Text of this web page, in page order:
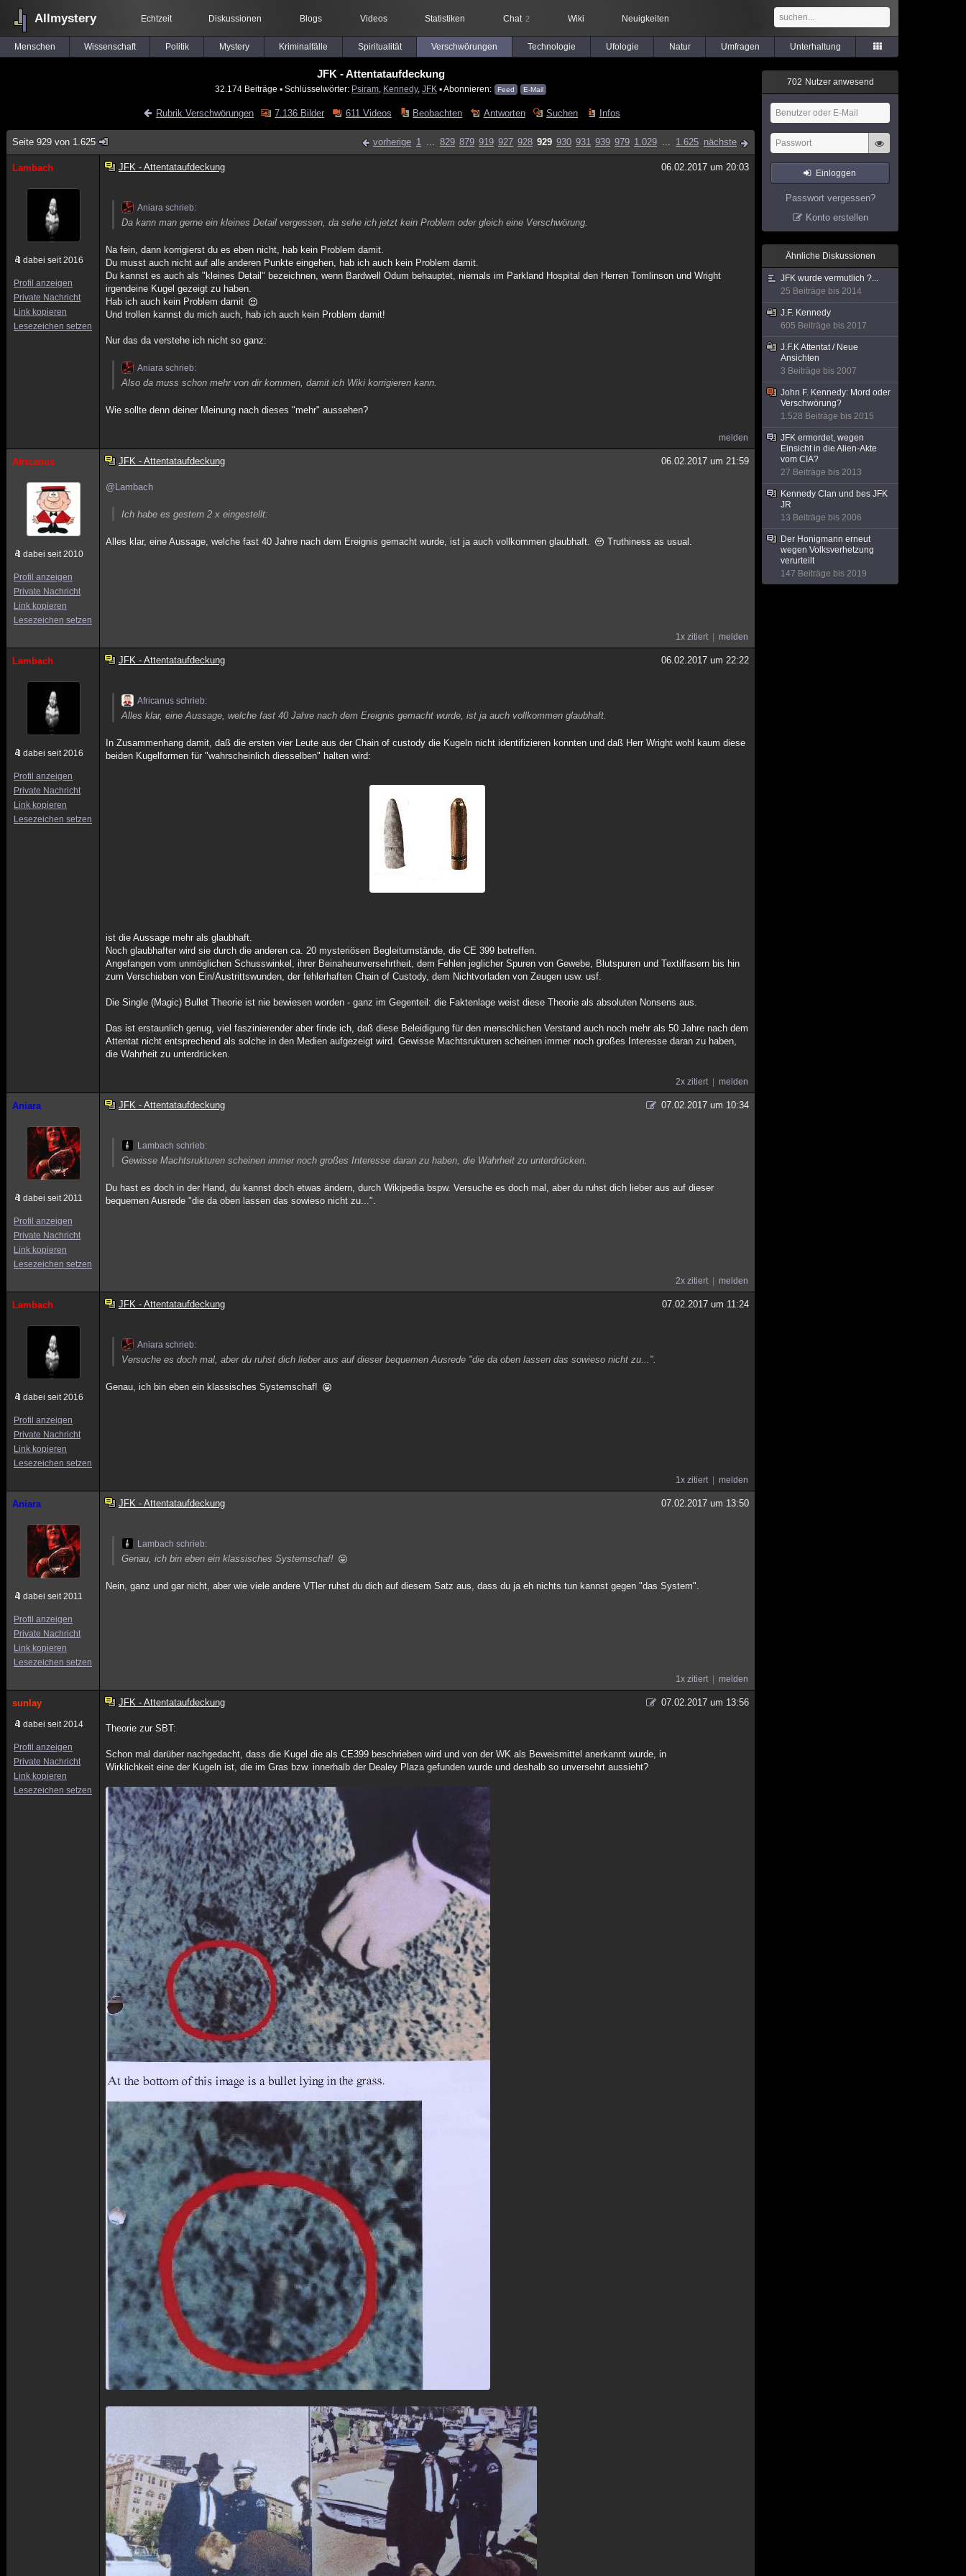
Allmystery Echtzeit Diskussionen Blogs Videos Statistiken Chat 2 Wiki Neuigkeiten
Menschen Wissenschaft Politik Mystery Kriminalfälle Spiritualität Verschwörungen Technologie Ufologie Natur Umfragen Unterhaltung
JFK - Attentataufdeckung
32.174 Beiträge ▪ Schlüsselwörter: Psiram Kennedy, JFK ▪ Abonnieren: Feed E-Mail
Rubrik Verschwörungen 7.136 Bilder 611 Videos Beobachten Antworten Suchen Infos
Seite 929 von 1.625 vorherige 1 ... 829 879 919 927 928 929 930 931 939 979 1.029 ... 1.625 nächste
Lambach
dabei seit 2016
Profil anzeigen
Private Nachricht
Link kopieren
Lesezeichen setzen
JFK - Attentataufdeckung 06.02.2017 um 20:03
Aniara schrieb:
Da kann man gerne ein kleines Detail vergessen, da sehe ich jetzt kein Problem oder gleich eine Verschwörung.
Na fein, dann korrigierst du es eben nicht, hab kein Problem damit.
Du musst auch nicht auf alle anderen Punkte eingehen, hab ich auch kein Problem damit.
Du kannst es auch als "kleines Detail" bezeichnen, wenn Bardwell Odum behauptet, niemals im Parkland Hospital den Herren Tomlinson und Wright
irgendeine Kugel gezeigt zu haben.
Hab ich auch kein Problem damit
Und trollen kannst du mich auch, hab ich auch kein Problem damit!
Nur das da verstehe ich nicht so ganz:
Aniara schrieb:
Also da muss schon mehr von dir kommen, damit ich Wiki korrigieren kann.
Wie sollte denn deiner Meinung nach dieses "mehr" aussehen?
melden
Africanus
dabei seit 2010
Profil anzeigen
Private Nachricht
Link kopieren
Lesezeichen setzen
JFK - Attentataufdeckung 06.02.2017 um 21:59
@Lambach
Ich habe es gestern 2 x eingestellt:
Alles klar, eine Aussage, welche fast 40 Jahre nach dem Ereignis gemacht wurde, ist ja auch vollkommen glaubhaft. Truthiness as usual.
1x zitiert melden
Lambach
dabei seit 2016
Profil anzeigen
Private Nachricht
Link kopieren
Lesezeichen setzen
JFK - Attentataufdeckung 06.02.2017 um 22:22
Africanus schrieb:
Alles klar, eine Aussage, welche fast 40 Jahre nach dem Ereignis gemacht wurde, ist ja auch vollkommen glaubhaft.
In Zusammenhang damit, daß die ersten vier Leute aus der Chain of custody die Kugeln nicht identifizieren konnten und daß Herr Wright wohl kaum diese
beiden Kugelformen für "wahrscheinlich diesselben" halten wird:
ist die Aussage mehr als glaubhaft.
Noch glaubhafter wird sie durch die anderen ca. 20 mysteriösen Begleitumstände, die CE 399 betreffen.
Angefangen vom unmöglichen Schusswinkel, ihrer Beinaheunversehrtheit, dem Fehlen jeglicher Spuren von Gewebe, Blutspuren und Textilfasern bis hin
zum Verschieben von Ein/Austrittswunden, der fehlerhaften Chain of Custody, dem Nichtvorladen von Zeugen usw. usf.
Die Single (Magic) Bullet Theorie ist nie bewiesen worden - ganz im Gegenteil: die Faktenlage weist diese Theorie als absoluten Nonsens aus.
Das ist erstaunlich genug, viel faszinierender aber finde ich, daß diese Beleidigung für den menschlichen Verstand auch noch mehr als 50 Jahre nach dem
Attentat nicht entsprechend als solche in den Medien aufgezeigt wird. Gewisse Machtsrukturen scheinen immer noch großes Interesse daran zu haben,
die Wahrheit zu unterdrücken.
2x zitiert melden
Aniara
dabei seit 2011
Profil anzeigen
Private Nachricht
Link kopieren
Lesezeichen setzen
JFK - Attentataufdeckung 07.02.2017 um 10:34
Lambach schrieb:
Gewisse Machtsrukturen scheinen immer noch großes Interesse daran zu haben, die Wahrheit zu unterdrücken.
Du hast es doch in der Hand, du kannst doch etwas ändern, durch Wikipedia bspw. Versuche es doch mal, aber du ruhst dich lieber aus auf dieser
bequemen Ausrede "die da oben lassen das sowieso nicht zu...".
2x zitiert melden
Lambach
dabei seit 2016
Profil anzeigen
Private Nachricht
Link kopieren
Lesezeichen setzen
JFK - Attentataufdeckung 07.02.2017 um 11:24
Aniara schrieb:
Versuche es doch mal, aber du ruhst dich lieber aus auf dieser bequemen Ausrede "die da oben lassen das sowieso nicht zu...".
Genau, ich bin eben ein klassisches Systemschaf!
1x zitiert melden
Aniara
dabei seit 2011
Profil anzeigen
Private Nachricht
Link kopieren
Lesezeichen setzen
JFK - Attentataufdeckung 07.02.2017 um 13:50
Lambach schrieb:
Genau, ich bin eben ein klassisches Systemschaf!
Nein, ganz und gar nicht, aber wie viele andere VTler ruhst du dich auf diesem Satz aus, dass du ja eh nichts tun kannst gegen "das System".
1x zitiert melden
sunlay
dabei seit 2014
Profil anzeigen
Private Nachricht
Link kopieren
Lesezeichen setzen
JFK - Attentataufdeckung 07.02.2017 um 13:56
Theorie zur SBT:
Schon mal darüber nachgedacht, dass die Kugel die als CE399 beschrieben wird und von der WK als Beweismittel anerkannt wurde, in
Wirklichkeit eine der Kugeln ist, die im Gras bzw. innerhalb der Dealey Plaza gefunden wurde und deshalb so unversehrt aussieht?
702 Nutzer anwesend
Einloggen
Passwort vergessen?
Konto erstellen
Ähnliche Diskussionen
JFK wurde vermutlich ?...
25 Beiträge bis 2014
J.F. Kennedy
605 Beiträge bis 2017
J.F.K Attentat / Neue
Ansichten
3 Beiträge bis 2007
John F. Kennedy: Mord oder
Verschwörung?
1.528 Beiträge bis 2015
JFK ermordet, wegen
Einsicht in die Alien-Akte
vom CIA?
27 Beiträge bis 2013
Kennedy Clan und bes JFK
JR
13 Beiträge bis 2006
Der Honigmann erneut
wegen Volksverhetzung
verurteilt
147 Beiträge bis 2019